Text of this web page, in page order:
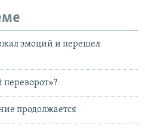
эмоций и перешел
продолжается